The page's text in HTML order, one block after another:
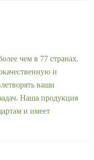
чем в 77 странах.
и
ваши
Наша продукция
и имеет